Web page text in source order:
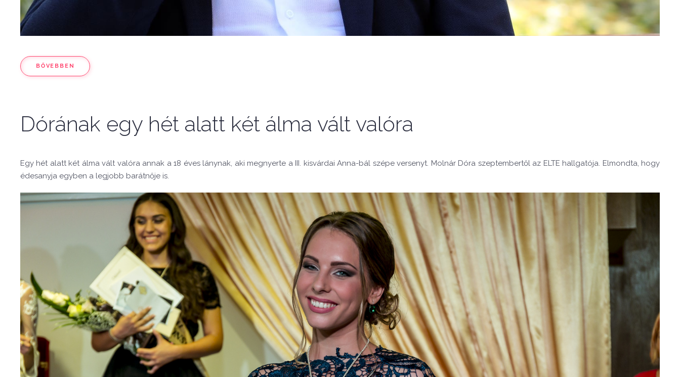
BŐVEBBEN
Dórának egy hét alatt két álma vált valóra
Egy hét alatt két álma vált valóra annak a 18 éves lánynak, aki megnyerte a III. kisvárdai Anna-bál szépe versenyt. Molnár Dóra szeptembertől az ELTE hallgatója. Elmondta, hogy
édesanyja egyben a legjobb barátnője is.